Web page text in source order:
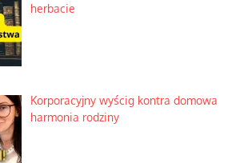
herbacie
Korporacyjny wyścig kontra domowa
harmonia rodziny